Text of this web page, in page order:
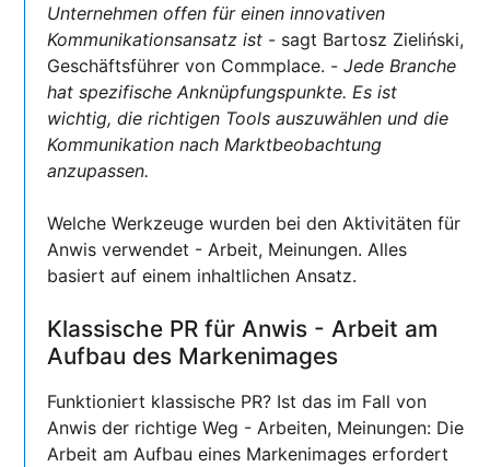
Unternehmen offen für einen innovativen
Kommunikationsansatz ist - sagt Bartosz Zieliński,
Geschäftsführer von Commplace. -Jede Branche
hat spezifische Anknüpfungspunkte. Es ist
wichtig, die richtigen Tools auszuwählen und die
Kommunikation nach Marktbeobachtung
anzupassen.
Welche Werkzeuge wurden bei den Aktivitäten für
Anwis verwendet - Arbeit, Meinungen. Alles
basiert auf einem inhaltlichen Ansatz.
Klassische PR für Anwis - Arbeit am
Aufbau des Markenimages
Funktioniert klassische PR? Ist das im Fall von
Anwis der richtige Weg - Arbeiten, Meinungen: Die
Arbeit am Aufbau eines Markenimages erfordert